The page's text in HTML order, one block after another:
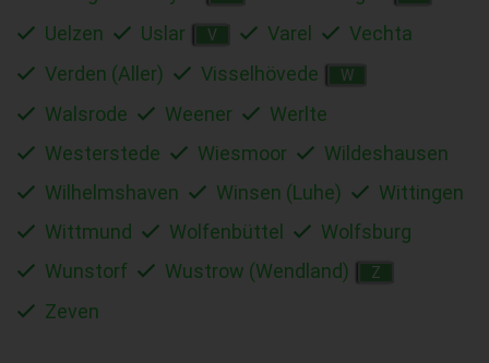
Uelzen Uslar V Varel
Vechta
Verden (Aller)
Visselhövede W
Walsrode Weener
Werlte
Westerstede
Wiesmoor
Wildeshausen
Wilhelmshaven
Winsen (Luhe)
Wittingen
Wittmund
Wolfenbüttel
Wolfsburg
Wunstorf
Wustrow (Wendland) Z
Zeven